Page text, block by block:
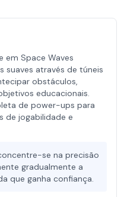
em Space Waves
suaves através de túneis
obstáculos,
educacionais.
de power-ups para
de jogabilidade e
se na precisão
gradualmente a
que ganha confiança.